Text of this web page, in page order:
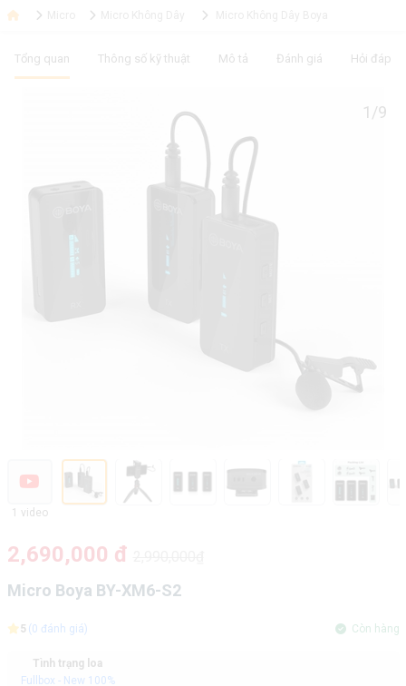
Tổng quan Thông số kỹ thuật Mô tả Đánh giá Hỏi đáp
1/9
1 video
2,690,000 đ
Micro Boya BY-XM6-S2
5 (0 đánh giá) Còn hàng
Tình trạng loa
Fullbox - New 100%